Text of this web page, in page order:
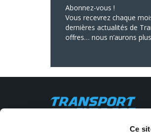
Ce
Abonnez-vous !
Vous recevrez chaque
dernières actualités de
offres… nous n’aurons
Siège social : 11, rue Clapeyron,